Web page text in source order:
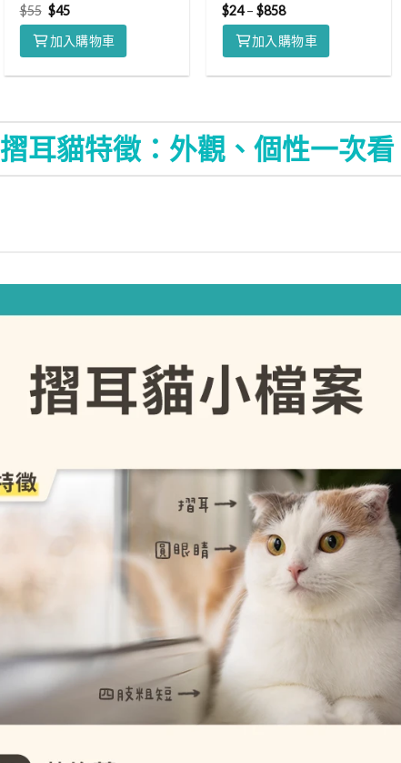
$55 $45
加入購物車
$24–$858
加入購物車
摺耳貓特徵：外觀、個性一次看